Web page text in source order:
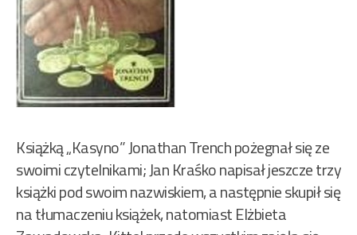
Książką „Kasyno” Jonathan Trench pożegnał się ze
swoimi czytelnikami; Jan Kraśko napisał jeszcze trzy
książki pod swoim nazwiskiem, a następnie skupił się
na tłumaczeniu książek, natomiast Elżbieta